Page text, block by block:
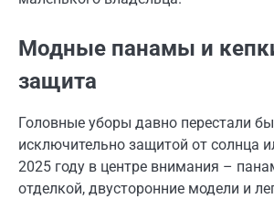
Модные панамы и
защита
Головные уборы давно перестали
исключительно защитой от солнца
2025 году в центре внимания –
отделкой, двусторонние модели и